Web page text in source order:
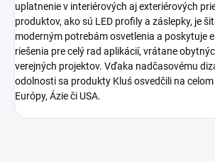
uplatnenie v interiérových aj exteriérových
produktov, ako sú LED profily a záslepky, je
moderným potrebám osvetlenia a poskytuje
riešenia pre celý rad aplikácií, vrátane
verejných projektov. Vďaka nadčasovému
odolnosti sa produkty Kluś osvedčili na
Európy, Ázie či USA.